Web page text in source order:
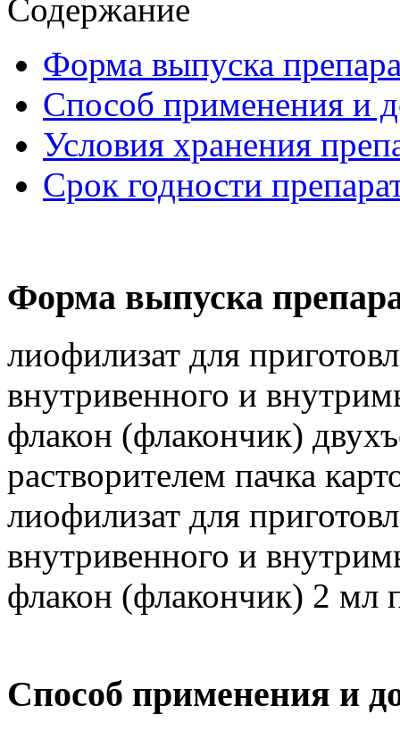
Содержание
Форма выпуска
Способ применения и
Условия хранения
Срок годности
Форма выпуска
лиофилизат для
внутривенного и
флакон (флакончик)
растворителем пачка
лиофилизат для
внутривенного и
флакон (флакончик) 2 мл
Способ применения и